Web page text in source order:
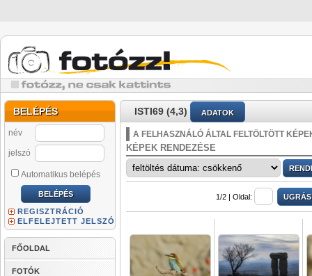
BELÉPÉS
név
jelszó
Automatikus belépés
REGISZTRÁCIÓ
ELFELEJTETT JELSZÓ
FŐOLDAL
FOTÓK
ISTI69 (4,3) ADATOK
A FELHASZNÁLÓ ÁLTAL FELTÖLTÖTT
KÉPEK RENDEZÉSE
1/2 | Oldal: